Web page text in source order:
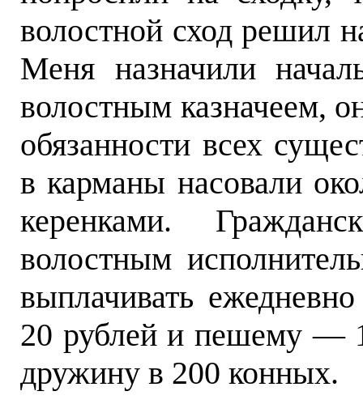
волостной сход решил
Меня назначили
волостным казначеем,
обязанности всех
в карманы насовали
керенками.
волостным
выплачивать
20 рублей и пешему —
дружину в 200 конных.